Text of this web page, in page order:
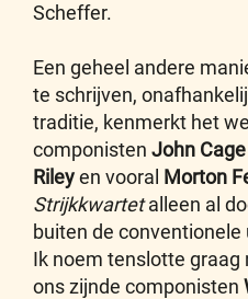
Scheffer.
Een geheel andere
te schrijven,
traditie, kenmerkt het
componisten John Cage
Rileyen vooral Morton
Strijkkwartetalleen al
buiten de
Ik noem tenslotte graag
ons zijnde componisten